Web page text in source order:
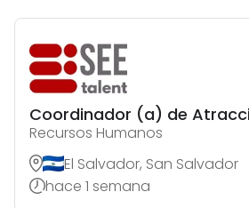
Coordinador (a) de
Recursos Humanos
El Salvador, San Salvador
hace 1 semana